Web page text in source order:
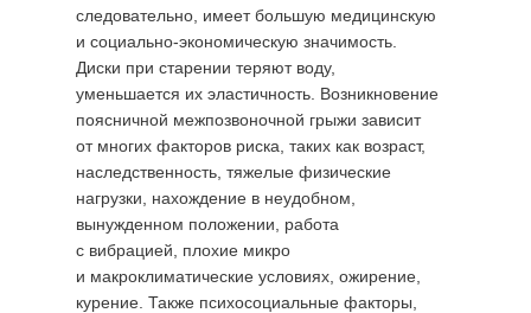
следовательно, имеет большую медицинскую
и социально-экономическую значимость.
Диски при старении теряют воду,
уменьшается их эластичность. Возникновение
поясничной межпозвоночной грыжи зависит
от многих факторов риска, таких как возраст,
наследственность, тяжелые физические
нагрузки, нахождение в неудобном,
вынужденном положении, работа
с вибрацией, плохие микро
и макроклиматические условиях, ожирение,
курение. Также психосоциальные факторы,